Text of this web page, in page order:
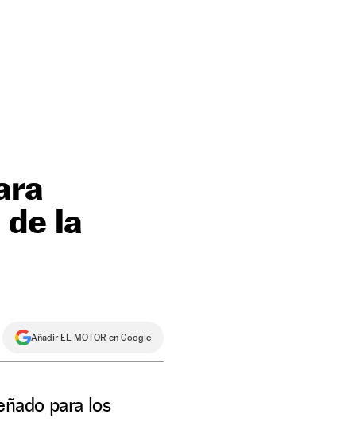
la
Añadir EL MOTOR en Google
para los